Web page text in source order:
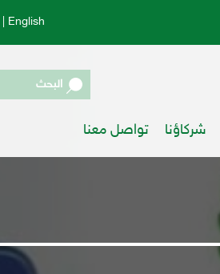
English
البحث
شركاؤنا تواصل معنا